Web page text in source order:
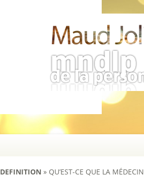
DEFINITION » QU’EST-CE QUE LA